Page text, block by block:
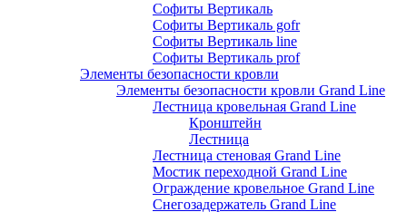
Софиты Вертикаль
Софиты Вертикаль gofr
Софиты Вертикаль line
Софиты Вертикаль prof
Элементы безопасности кровли
Элементы безопасности кровли Grand Line
Лестница кровельная Grand Line
Кронштейн
Лестница
Лестница стеновая Grand Line
Мостик переходной Grand Line
Ограждение кровельное Grand Line
Снегозадержатель Grand Line